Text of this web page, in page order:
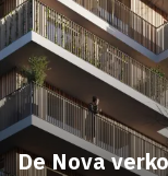
De Nova